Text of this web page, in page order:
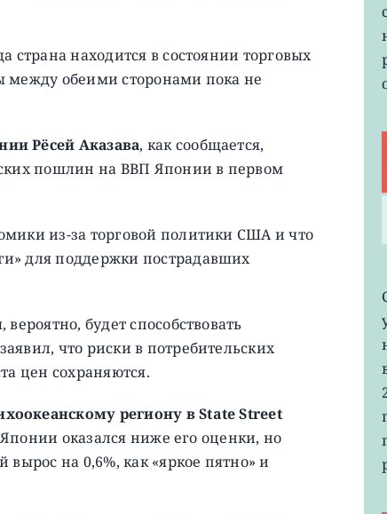
находится в состоянии торговых
между обеими сторонами пока не
Рёсей Аказава, как сообщается,
пошлин на ВВП Японии в первом
из-за торговой политики США и что
для поддержки пострадавших
будет способствовать
что риски в потребительских
цен сохраняются.
региону в State Street
оказался ниже его оценки, но
на 0,6%, как «яркое пятно» и